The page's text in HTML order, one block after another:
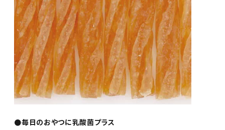
●毎日のおやつに乳酸菌プラス